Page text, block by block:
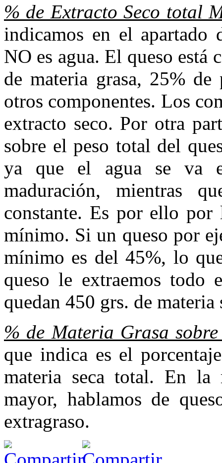
% de Extracto Seco total
indicamos en el apartado
NO es agua. El queso está
de materia grasa, 25%
otros componentes. Los
extracto seco. Por otra
sobre el peso total del
ya que el agua se va
maduración, mientras
constante. Es por ello
mínimo. Si un queso por
mínimo es del 45%, lo
queso le extraemos todo
quedan 450 grs. de materia
% de Materia Grasa
que indica es el
materia seca total. En la
mayor, hablamos de
extragraso.